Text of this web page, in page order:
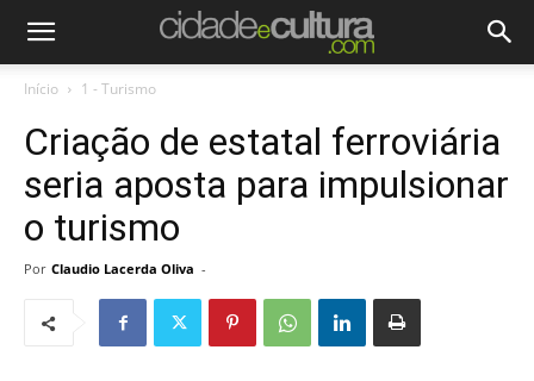
Início 1 - Turismo
Criação de estatal ferroviária
seria aposta para impulsionar
o turismo
Por Claudio Lacerda Oliva -